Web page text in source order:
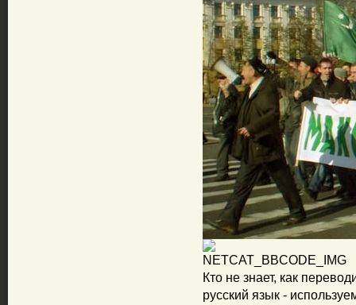
Кто не знает, как
русский язык -